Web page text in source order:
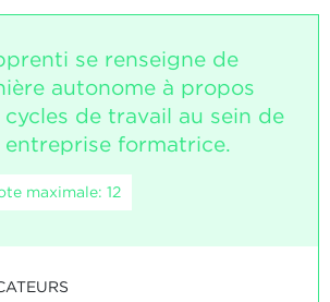
se renseigne de
autonome à propos
cycles de travail au sein de
entreprise formatrice.
maximale: 12